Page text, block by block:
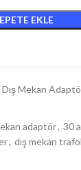
EKLE
Dış Mekan
adaptör, 30
, dış mekan